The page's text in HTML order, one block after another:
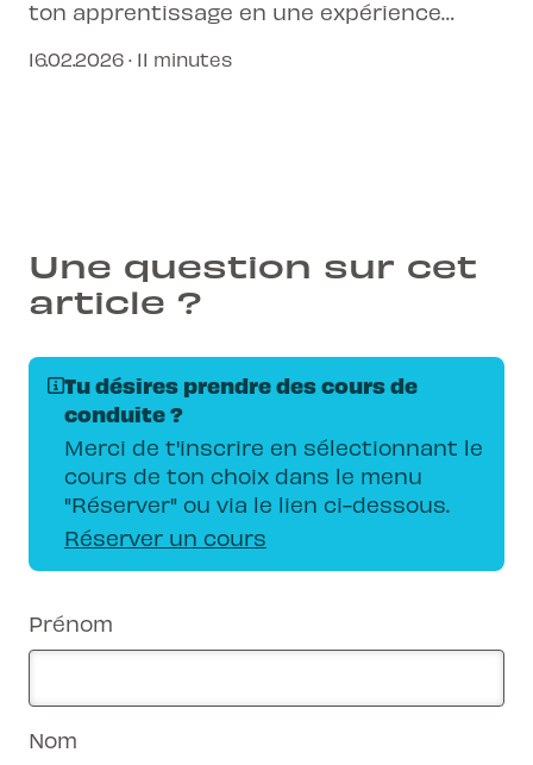
ton apprentissage en une expérience
Pittet te prépare au permis de conduire de
16.02.2026 · 11 minutes
Une question sur cet
article ?
Tu désires prendre des cours de
conduite ?
Merci de t'inscrire en sélectionnant le
cours de ton choix dans le menu
"Réserver" ou via le lien ci-dessous.
Réserver un cours
Prénom
Nom